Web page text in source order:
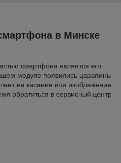
в Минске
смартфона является его
модуле появились царапины
на касание или изображение
обратиться в сервисный центр